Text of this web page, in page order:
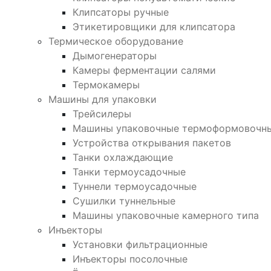
Клипсаторы ручные
Этикетировщики для клипсатора
Термическое оборудование
Дымогенераторы
Камеры ферментации салями
Термокамеры
Машины для упаковки
Трейсилеры
Машины упаковочные
Устройства открывания пакетов
Танки охлаждающие
Танки термоусадочные
Туннели термоусадочные
Сушилки туннельные
Машины упаковочные камерного типа
Инъекторы
Установки фильтрационные
Инъекторы посолочные